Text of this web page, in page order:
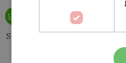
Scheepjes Organicon 266